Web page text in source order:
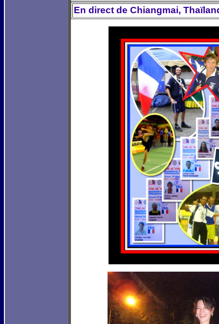
En direct de Chiangmai,